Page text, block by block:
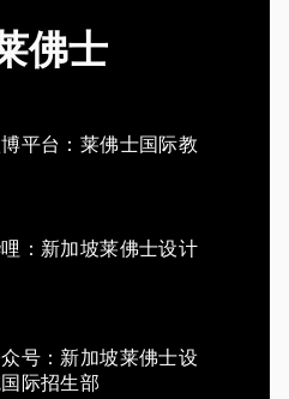
佛士
平台：莱佛士国际教
：新加坡莱佛士设计
号：新加坡莱佛士设
际招生部